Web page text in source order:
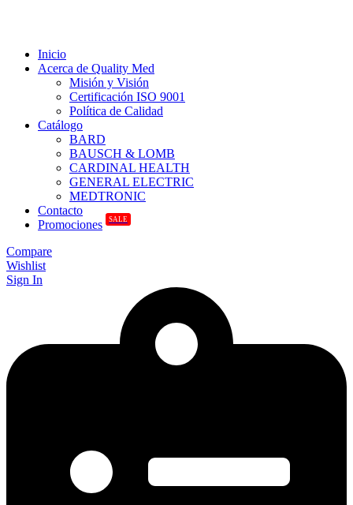
Inicio
Acerca de Quality Med
Misión y Visión
Certificación ISO 9001
Política de Calidad
Catálogo
BARD
BAUSCH & LOMB
CARDINAL HEALTH
GENERAL ELECTRIC
MEDTRONIC
Contacto
Promociones
SALE
Compare
Wishlist
Sign In